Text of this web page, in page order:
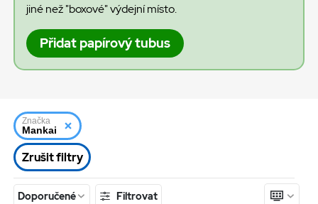
jiné než "boxové" výdejní místo.
Přidat papírový tubus
Značka
Mankai
Zrušit filtry
Doporučené Filtrovat